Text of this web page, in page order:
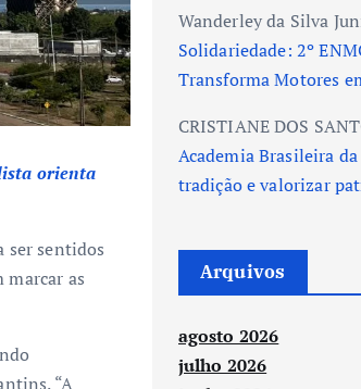
orienta
ser sentidos
marcar as
“A
Wanderley da Silva
Solidariedade: 2º
Transforma Motores
CRISTIANE DOS
Academia Brasileira
tradição e valorizar
Arquivos
agosto 2026
julho 2026